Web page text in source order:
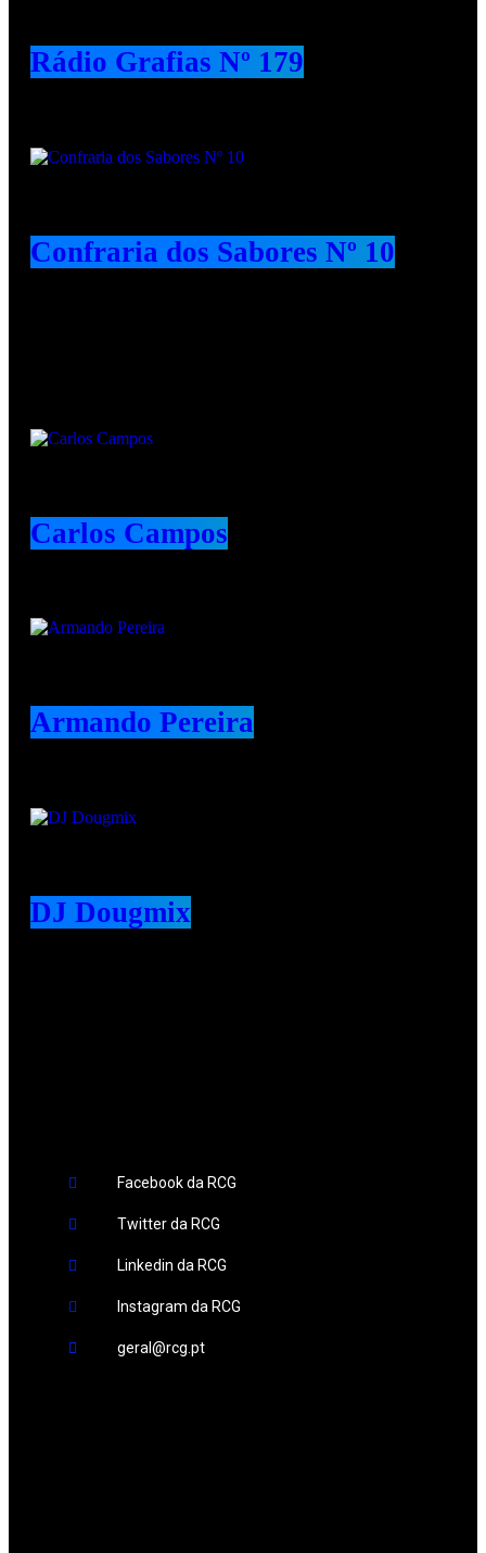
Rádio Grafias Nº 179
Confraria dos Sabores Nº 10
Carlos Campos
Armando Pereira
DJ Dougmix
Facebook da RCG
Twitter da RCG
Linkedin da RCG
Instagram da RCG
geral@rcg.pt